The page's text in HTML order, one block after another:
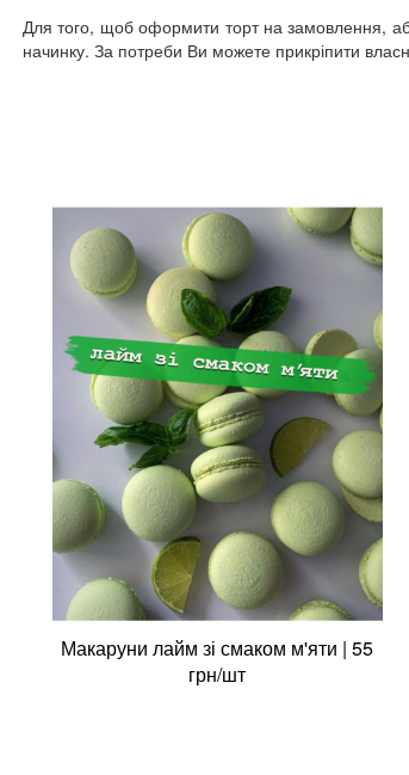
Для того, щоб оформити торт на замовлення, або
начинку. За потреби Ви можете прикріпити
Макаруни лайм зі смаком м'яти | 55
грн/шт